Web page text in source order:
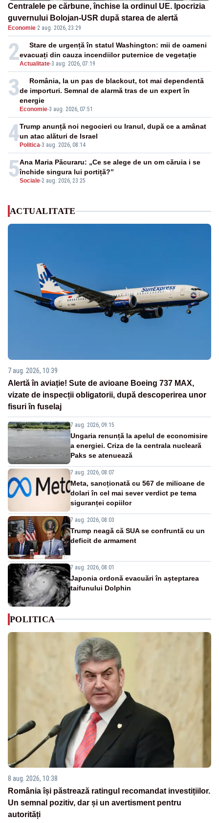
Centralele pe cărbune, închise la ordinul UE. Ipocrizia
guvernului Bolojan-USR după starea de alertă
Economie·2 aug. 2026, 23:29
2Actualitate-3 aug. 2026, 07:19
Stare de urgență în statul Washington: mii de oameni
evacuați din cauza incendiilor puternice de vegetație
3
Economie-3 aug. 2026, 07:51
România, la un pas de blackout, tot mai dependentă
de importuri. Semnal de alarmă tras de un expert în
energie
4 Politica-3 aug. 2026, 08:14
Trump anunță noi negocieri cu Iranul, după ce a amânat
un atac alături de Israel
5Sociale-2 aug. 2026, 23:25
Ana Maria Păcuraru: „Ce se alege de un om căruia i se
închide singura lui portiță?”
ACTUALITATE
7 aug. 2026, 10:39
Alertă în aviație! Sute de avioane Boeing 737 MAX,
vizate de inspecții obligatorii, după descoperirea unor
fisuri în fuselaj
7 aug. 2026, 09:15
Ungaria renunță la apelul de economisire
a energiei. Criza de la centrala nucleară
Paks se atenuează
7 aug. 2026, 08:07
Meta, sancționată cu 567 de milioane de
dolari în cel mai sever verdict pe tema
siguranței copiilor
7 aug. 2026, 08:03
Trump neagă că SUA se confruntă cu un
deficit de armament
7 aug. 2026, 08:01
Japonia ordonă evacuări în așteptarea
taifunului Dolphin
POLITICA
8 aug. 2026, 10:38
România își păstrează ratingul recomandat investițiilor.
Un semnal pozitiv, dar și un avertisment pentru
autorități